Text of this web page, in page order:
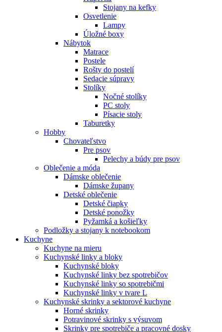
Stojany na kefky
Osvetlenie
Lampy
Úložné boxy
Nábytok
Matrace
Postele
Rošty do postelí
Sedacie súpravy
Stolíky
Nočné stolíky
PC stoly
Písacie stoly
Taburetky
Hobby
Chovateľstvo
Pre psov
Pelechy a búdy pre psov
Oblečenie a móda
Dámske oblečenie
Dámske župany
Detské oblečenie
Detské čiapky
Detské ponožky
Pyžamká a košieľky
Podložky a stojany k notebookom
Kuchyne
Kuchyne na mieru
Kuchynské linky a bloky
Kuchynské bloky
Kuchynské linky bez spotrebičov
Kuchynské linky so spotrebičmi
Kuchynské linky v tvare L
Kuchynské skrinky a sektorové kuchyne
Horné skrinky
Potravinové skrinky s výsuvom
Skrinky pre spotrebiče a pracovné dosky